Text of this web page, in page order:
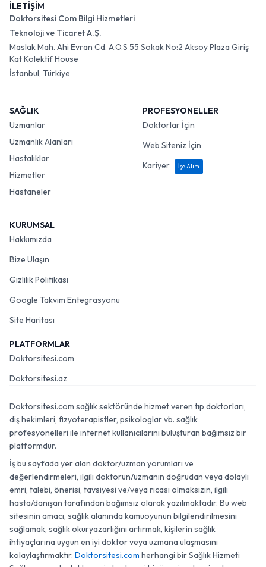
İLETİŞİM
Doktorsitesi Com Bilgi Hizmetleri
Teknoloji ve Ticaret A.Ş.
Maslak Mah. Ahi Evran Cd. A.O.S 55 Sokak No:2 Aksoy Plaza Giriş
Kat Kolektif House
İstanbul, Türkiye
SAĞLIK
Uzmanlar
Uzmanlık Alanları
Hastalıklar
Hizmetler
Hastaneler
PROFESYONELLER
Doktorlar İçin
Web Siteniz İçin
Kariyer
İşe Alım
KURUMSAL
Hakkımızda
Bize Ulaşın
Gizlilik Politikası
Google Takvim Entegrasyonu
Site Haritası
PLATFORMLAR
Doktorsitesi.com
Doktorsitesi.az
Doktorsitesi.com sağlık sektöründe hizmet veren tıp doktorları,
diş hekimleri, fizyoterapistler, psikologlar vb. sağlık
profesyonelleri ile internet kullanıcılarını buluşturan bağımsız bir
platformdur.
İş bu sayfada yer alan doktor/uzman yorumları ve
değerlendirmeleri, ilgili doktorun/uzmanın doğrudan veya dolaylı
emri, talebi, önerisi, tavsiyesi ve/veya ricası olmaksızın, ilgili
hasta/danışan tarafından bağımsız olarak yazılmaktadır. Bu web
sitesinin amacı, sağlık alanında kamuoyunun bilgilendirilmesini
sağlamak, sağlık okuryazarlığını artırmak, kişilerin sağlık
ihtiyaçlarına uygun en iyi doktor veya uzmana ulaşmasını
kolaylaştırmaktır. Doktorsitesi.com herhangi bir Sağlık Hizmeti